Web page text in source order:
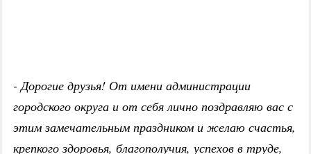
- Дорогие друзья! От имени администрации
городского округа и от себя лично поздравляю вас с
этим замечательным праздником и желаю счастья,
крепкого здоровья, благополучия, успехов в труде,